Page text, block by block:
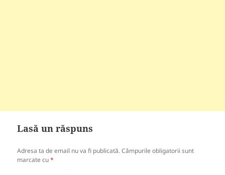
Lasă un răspuns
Adresa ta de email nu va fi publicată. Câmpurile obligatorii sunt
marcate cu*